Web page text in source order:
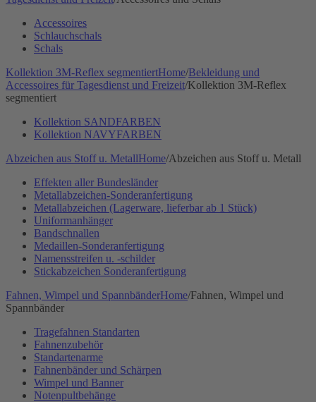
Accessoires
Schlauchschals
Schals
Kollektion 3M-Reflex segmentiertHome/Bekleidung und
Accessoires für Tagesdienst und Freizeit/Kollektion 3M-Reflex
segmentiert
Kollektion SANDFARBEN
Kollektion NAVYFARBEN
Abzeichen aus Stoff u. MetallHome/Abzeichen aus Stoff u. Metall
Effekten aller Bundesländer
Metallabzeichen-Sonderanfertigung
Metallabzeichen (Lagerware, lieferbar ab 1 Stück)
Uniformanhänger
Bandschnallen
Medaillen-Sonderanfertigung
Namensstreifen u. -schilder
Stickabzeichen Sonderanfertigung
Fahnen, Wimpel und SpannbänderHome/Fahnen, Wimpel und
Spannbänder
Tragefahnen Standarten
Fahnenzubehör
Standartenarme
Fahnenbänder und Schärpen
Wimpel und Banner
Notenpultbehänge